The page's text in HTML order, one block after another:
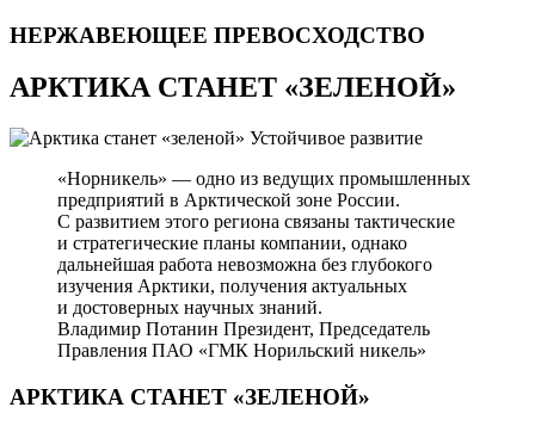
НЕРЖАВЕЮЩЕЕ ПРЕВОСХОДСТВО
АРКТИКА СТАНЕТ «ЗЕЛЕНОЙ»
Устойчивое развитие
«Норникель» — одно из ведущих промышленных
предприятий в Арктической зоне России.
С развитием этого региона связаны тактические
и стратегические планы компании, однако
дальнейшая работа невозможна без глубокого
изучения Арктики, получения актуальных
и достоверных научных знаний.
Владимир Потанин Президент, Председатель
Правления ПАО «ГМК Норильский никель»
АРКТИКА СТАНЕТ «ЗЕЛЕНОЙ»